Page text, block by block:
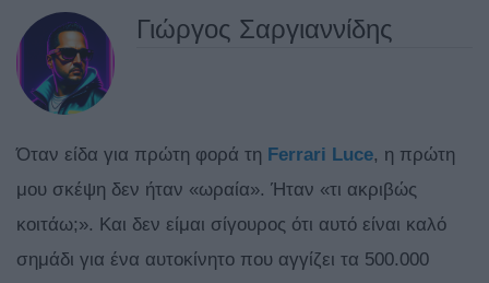
Γιώργος Σαργιαννίδης
Όταν είδα για πρώτη φορά τη Ferrari Luce, η πρώτη
μου σκέψη δεν ήταν «ωραία». Ήταν «τι ακριβώς
κοιτάω;». Και δεν είμαι σίγουρος ότι αυτό είναι καλό
σημάδι για ένα αυτοκίνητο που αγγίζει τα 500.000